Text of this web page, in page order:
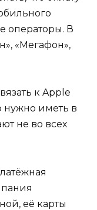
операторы. В
«Мегафон»,
к Apple
нужно иметь в
не во всех
её карты